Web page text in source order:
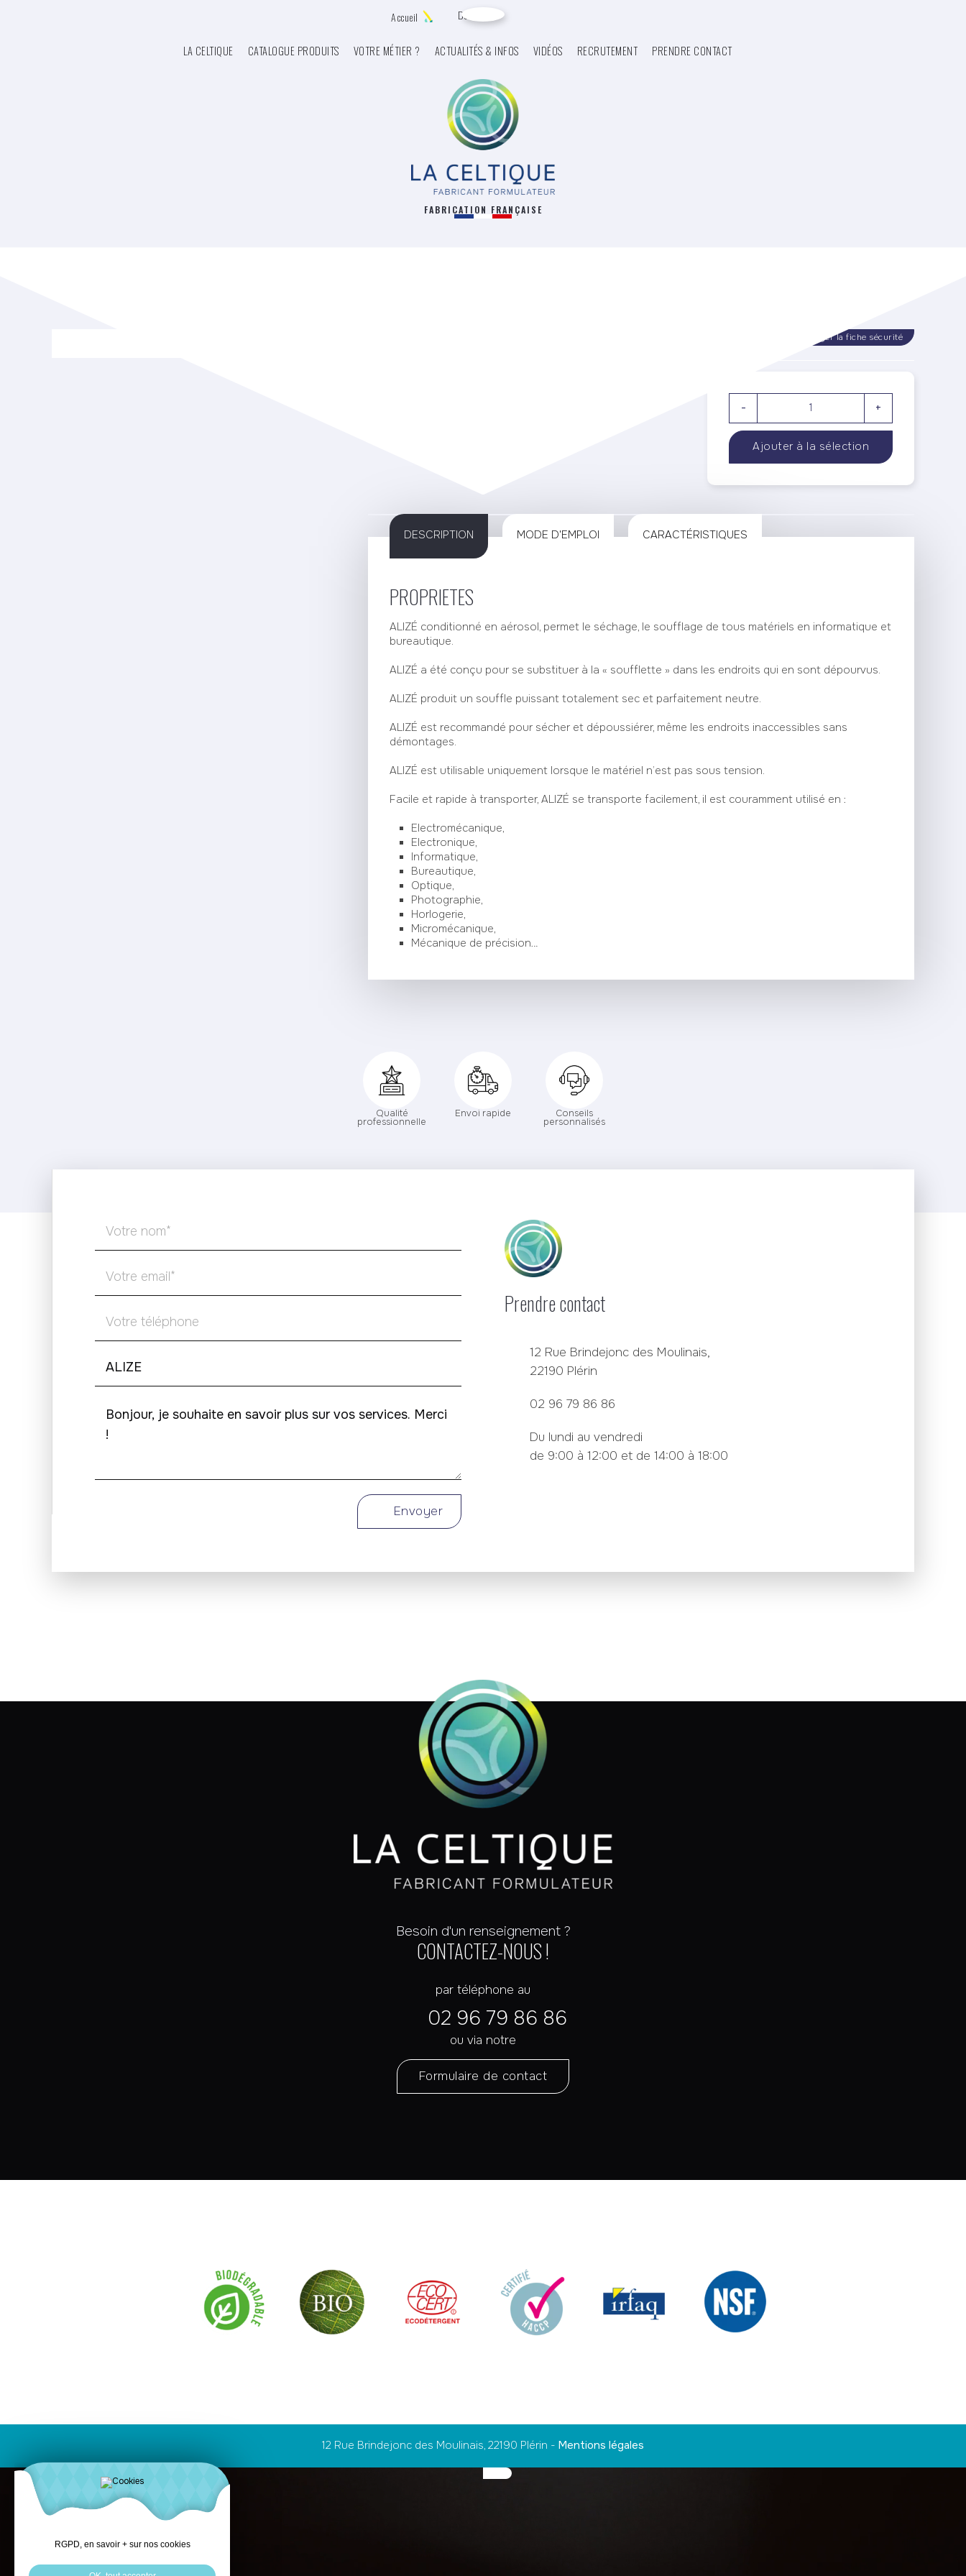
FABRICATION FRANÇAISE
Accueil Devis
LA CELTIQUE CATALOGUE PRODUITS VOTRE MÉTIER ? ACTUALITÉS & INFOS VIDÉOS RECRUTEMENT PRENDRE CONTACT
Télécharger la fiche sécurité
- +
DESCRIPTION MODE D'EMPLOI CARACTÉRISTIQUES
PROPRIETES
ALIZÉ conditionné en aérosol, permet le séchage, le soufflage de tous matériels en informatique et
bureautique.
ALIZÉ a été conçu pour se substituer à la « soufflette » dans les endroits qui en sont dépourvus.
ALIZÉ produit un souffle puissant totalement sec et parfaitement neutre.
ALIZÉ est recommandé pour sécher et dépoussiérer, même les endroits inaccessibles sans
démontages.
ALIZÉ est utilisable uniquement lorsque le matériel n’est pas sous tension.
Facile et rapide à transporter, ALIZÉ se transporte facilement, il est couramment utilisé en :
Electromécanique,
Electronique,
Informatique,
Bureautique,
Optique,
Photographie,
Horlogerie,
Micromécanique,
Mécanique de précision…
Qualité
professionnelle
Envoi rapide Conseils
personnalisés
Envoyer
Prendre contact
12 Rue Brindejonc des Moulinais,
22190 Plérin
02 96 79 86 86
Du lundi au vendredi
de 9:00 à 12:00 et de 14:00 à 18:00
Besoin d'un renseignement ?
CONTACTEZ-NOUS !
par téléphone au
02 96 79 86 86
ou via notre
Formulaire de contact
12 Rue Brindejonc des Moulinais, 22190 Plérin - Mentions légales
RGPD, en savoir + sur nos cookies